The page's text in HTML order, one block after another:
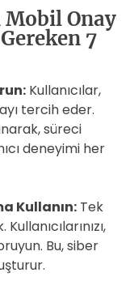
Onay
7
Kullanıcılar,
tercih eder.
süreci
deneyimi her
Kullanın: Tek
Bu, siber